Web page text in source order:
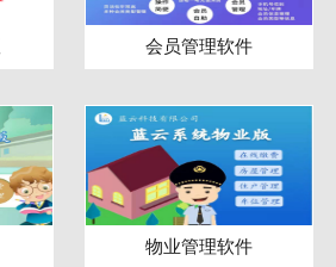
会员管理软件
物业管理软件